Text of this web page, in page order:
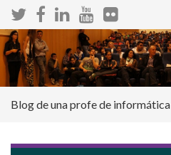
Search for:
Blog de una profe de informática